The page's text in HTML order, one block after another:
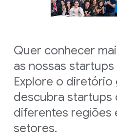
Quer conhecer
as nossas startups
Explore o diretório
descubra startups
diferentes regiões
setores.